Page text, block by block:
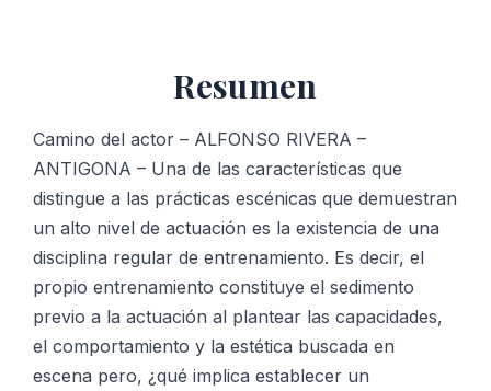
Resumen
Camino del actor – ALFONSO RIVERA –
ANTIGONA – Una de las características que
distingue a las prácticas escénicas que demuestran
un alto nivel de actuación es la existencia de una
disciplina regular de entrenamiento. Es decir, el
propio entrenamiento constituye el sedimento
previo a la actuación al plantear las capacidades,
el comportamiento y la estética buscada en
escena pero, ¿qué implica establecer un